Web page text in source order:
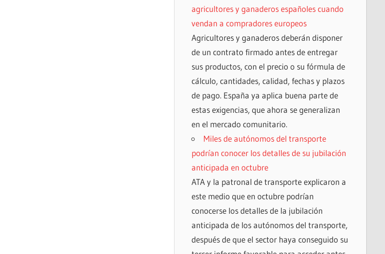
agricultores y ganaderos españoles cuando
vendan a compradores europeos
Agricultores y ganaderos deberán disponer
de un contrato firmado antes de entregar
sus productos, con el precio o su fórmula de
cálculo, cantidades, calidad, fechas y plazos
de pago. España ya aplica buena parte de
estas exigencias, que ahora se generalizan
en el mercado comunitario.
Miles de autónomos del transporte
podrían conocer los detalles de su jubilación
anticipada en octubre
ATA y la patronal de transporte explicaron a
este medio que en octubre podrían
conocerse los detalles de la jubilación
anticipada de los autónomos del transporte,
después de que el sector haya conseguido su